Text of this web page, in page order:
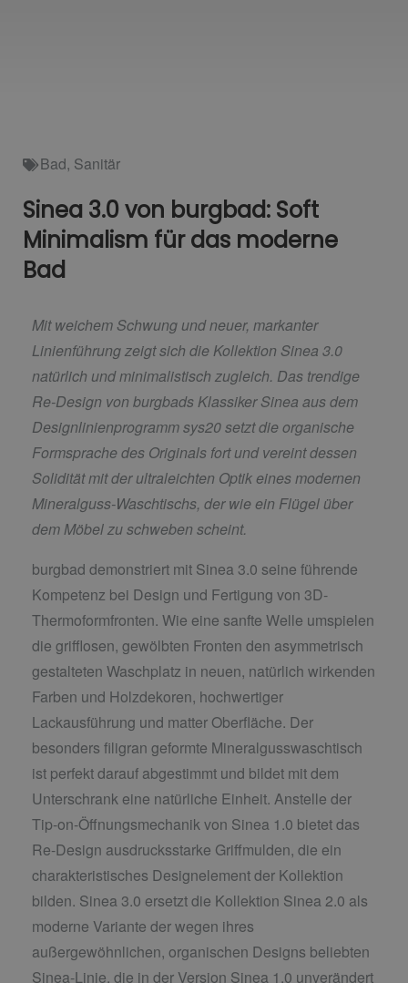
Bad, Sanitär
Sinea 3.0 von burgbad: Soft
Minimalism für das moderne
Bad
Mit weichem Schwung und neuer, markanter
Linienführung zeigt sich die Kollektion Sinea 3.0
natürlich und minimalistisch zugleich. Das trendige
Re-Design von burgbads Klassiker Sinea aus dem
Designlinienprogramm sys20 setzt die organische
Formsprache des Originals fort und vereint dessen
Solidität mit der ultraleichten Optik eines modernen
Mineralguss-Waschtischs, der wie ein Flügel über
dem Möbel zu schweben scheint.
burgbad demonstriert mit Sinea 3.0 seine führende
Kompetenz bei Design und Fertigung von 3D-
Thermoformfronten. Wie eine sanfte Welle umspielen
die grifflosen, gewölbten Fronten den asymmetrisch
gestalteten Waschplatz in neuen, natürlich wirkenden
Farben und Holzdekoren, hochwertiger
Lackausführung und matter Oberfläche. Der
besonders filigran geformte Mineralgusswaschtisch
ist perfekt darauf abgestimmt und bildet mit dem
Unterschrank eine natürliche Einheit. Anstelle der
Tip-on-Öffnungsmechanik von Sinea 1.0 bietet das
Re-Design ausdrucksstarke Griffmulden, die ein
charakteristisches Designelement der Kollektion
bilden. Sinea 3.0 ersetzt die Kollektion Sinea 2.0 als
moderne Variante der wegen ihres
außergewöhnlichen, organischen Designs beliebten
Sinea-Linie, die in der Version Sinea 1.0 unverändert